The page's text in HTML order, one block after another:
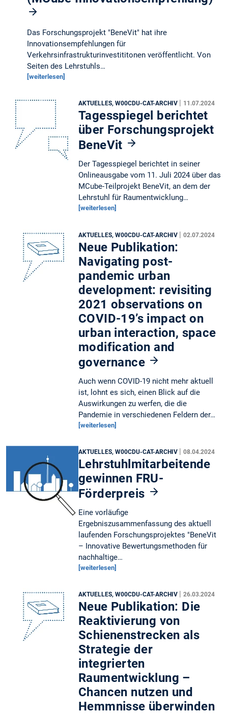
Das Forschungsprojekt "BeneVit" hat ihre
Innovationsempfehlungen für
Verkehrsinfrastrukturinvestititonen veröffentlicht. Von
Seiten des Lehrstuhls…
[weiterlesen]
AKTUELLES, W00CDU-CAT-ARCHIV 11.07.2024
Tagesspiegel berichtet
über Forschungsprojekt
BeneVit
Der Tagesspiegel berichtet in seiner
Onlineausgabe vom 11. Juli 2024 über das
MCube-Teilprojekt BeneVit, an dem der
Lehrstuhl für Raumentwicklung…
[weiterlesen]
AKTUELLES, W00CDU-CAT-ARCHIV | 02.07.2024
Neue Publikation:
Navigating post-
pandemic urban
development: revisiting
2021 observations on
COVID-19’s impact on
urban interaction, space
modification and
governance
Auch wenn COVID-19 nicht mehr aktuell
ist, lohnt es sich, einen Blick auf die
Auswirkungen zu werfen, die die
Pandemie in verschiedenen Feldern der…
[weiterlesen]
AKTUELLES, W00CDU-CAT-ARCHIV | 08.04.2024
Lehrstuhlmitarbeitende
gewinnen FRU-
Förderpreis
Eine vorläufige
Ergebniszusammenfassung des aktuell
laufenden Forschungsprojektes "BeneVit
– Innovative Bewertungsmethoden für
nachhaltige…
[weiterlesen]
AKTUELLES, W00CDU-CAT-ARCHIV | 26.03.2024
Neue Publikation: Die
Reaktivierung von
Schienenstrecken als
Strategie der
integrierten
Raumentwicklung –
Chancen nutzen und
Hemmnisse überwinden